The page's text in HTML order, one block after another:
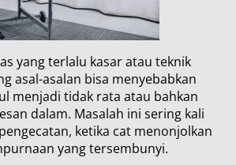
yang terlalu kasar atau teknik
asal-asalan bisa menyebabkan
menjadi tidak rata atau bahkan
dalam. Masalah ini sering kali
ketika cat menonjolkan
yang tersembunyi.